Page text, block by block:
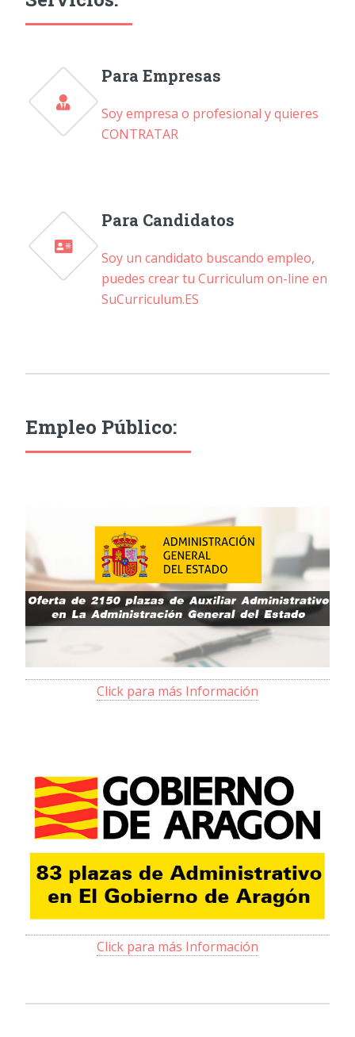
Para Empresas
Soy empresa o profesional y quieres
CONTRATAR
Para Candidatos
Soy un candidato buscando empleo,
puedes crear tu Curriculum on-line en
SuCurriculum.ES
Empleo Público:
Click para más Información
Click para más Información